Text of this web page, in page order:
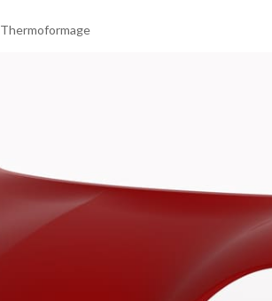
Thermoformage